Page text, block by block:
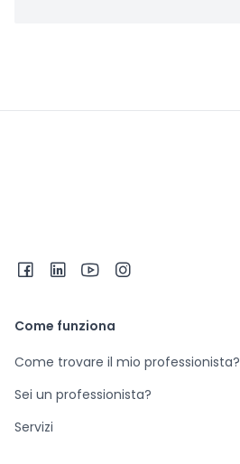
Come funziona
Come trovare il mio professionista?
Sei un professionista?
Servizi